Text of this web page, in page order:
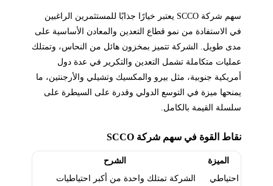
سهم شركة SCCO يعتبر خيارًا جذابًا للمستثمرين الراغبين
في الاستفادة من نمو قطاع التعدين والمعادن الأساسية على
مدى طويل. الشركة تتميز بمخزون هائل من النحاس، وتمتلك
عمليات متكاملة تشمل التعدين والتكرير في عدة دول
أمريكية جنوبية، مثل بيرو والمكسيك وتشيلي والأرجنتين، ما
يمنحها ميزة في التوسع الدولي وقدرة على السيطرة على
سلسلة القيمة بالكامل.
نقاط القوة في سهم شركة SCCO
الميزة
الشرح
احتياطي
الشركة تمتلك واحدة من أكبر احتياطيات